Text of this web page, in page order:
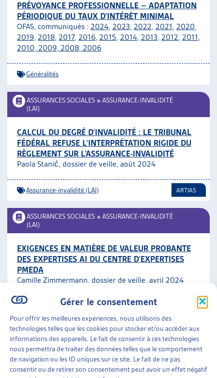
Gérer le consentement
Pour offrir les meilleures expériences, nous utilisons des
technologies telles que les cookies pour stocker et/ou accéder aux
informations des appareils. Le fait de consentir à ces technologies
nous permettra de traiter des données telles que le comportement
de navigation ou les ID uniques sur ce site. Le fait de ne pas
consentir ou de retirer son consentement peut avoir un effet négatif
PRÉVOYANCE PROFESSIONNELLE – ADAPTATION
PÉRIODIQUE DU TAUX D’INTÉRÊT MINIMAL
OFAS, communiqués : 2024, 2023, 2022, 2021, 2020,
2019, 2018, 2017, 2016, 2015, 2014, 2013, 2012, 2011,
2010, 2009, 2008, 2006
Généralités
ASSURANCES SOCIALES » ASSURANCE-INVALIDITÉ
(LAI)
CALCUL DU DEGRÉ D’INVALIDITÉ : LE TRIBUNAL
FÉDÉRAL REFUSE L’INTERPRÉTATION RIGIDE DU
RÈGLEMENT SUR L’ASSURANCE-INVALIDITÉ
Paola Stanić, dossier de veille, août 2024
Assurance-invalidité (LAI) ARTIAS
ASSURANCES SOCIALES » ASSURANCE-INVALIDITÉ
(LAI)
EXIGENCES EN MATIÈRE DE VALEUR PROBANTE
DES EXPERTISES AI DU CENTRE D’EXPERTISES
PMEDA
Camille Zimmermann, dossier de veille, avril 2024
Assurance-invalidité (LAI)
AIDE SOCIALE
DROIT À L’AIDE SOCIALE ET OBLIGATION DE
DEMANDER LE VERSEMENT ANTICIPÉ DU